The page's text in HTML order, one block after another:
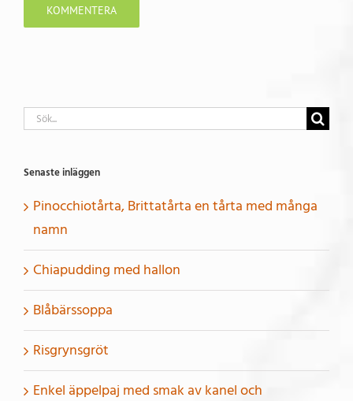
Sök
Senaste inläggen
Pinocchiotårta, Brittatårta en tårta med många
namn
Chiapudding med hallon
Blåbärssoppa
Risgrynsgröt
Enkel äppelpaj med smak av kanel och